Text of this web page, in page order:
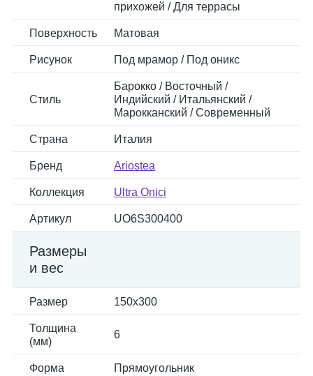
прихожей / Для террасы
Поверхность Матовая
Рисунок Под мрамор / Под оникс
Стиль
Барокко / Восточный /
Индийский / Итальянский /
Марокканский / Современный
Страна Италия
Бренд Ariostea
Коллекция Ultra Onici
Артикул UO6S300400
Размеры
и вес
Размер 150x300
Толщина
(мм)
6
Форма Прямоугольник